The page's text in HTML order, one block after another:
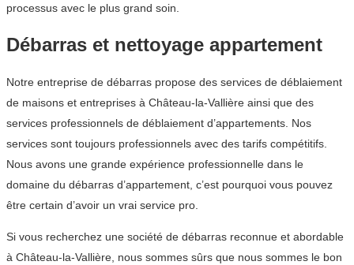
processus avec le plus grand soin.
Débarras et nettoyage appartement
Notre entreprise de débarras propose des services de déblaiement
de maisons et entreprises à Château-la-Vallière ainsi que des
services professionnels de déblaiement d’appartements. Nos
services sont toujours professionnels avec des tarifs compétitifs.
Nous avons une grande expérience professionnelle dans le
domaine du débarras d’appartement, c’est pourquoi vous pouvez
être certain d’avoir un vrai service pro.
Si vous recherchez une société de débarras reconnue et abordable
à Château-la-Vallière, nous sommes sûrs que nous sommes le bon